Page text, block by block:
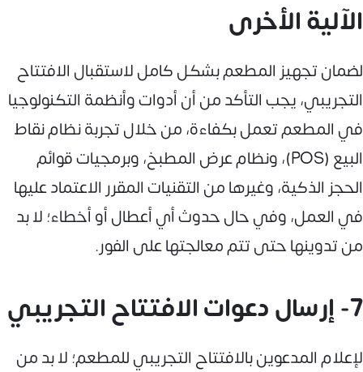
الآلية الأخرى
لضمان تجهيز المطعم بشكل كامل لاستقبال الافتتاح
التجريبي، يجب التأكد من أن أدوات وأنظمة التكنولوجيا
في المطعم تعمل بكفاءة، من خلال تجربة نظام نقاط
البيع (POS)، ونظام عرض المطبخ، وبرمجيات قوائم
الحجز الذكية، وغيرها من التقنيات المقرر الاعتماد عليها
في العمل، وفي حال حدوث أي أعطال أو أخطاء؛ لا بد
من تدوينها حتى تتم معالجتها على الفور.
7- إرسال دعوات الافتتاح التجريبي
لإعلام المدعوين بالافتتاح التجريبي للمطعم؛ لا بد من